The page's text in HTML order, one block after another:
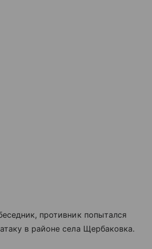
противник попытался
в районе села Щербаковка.